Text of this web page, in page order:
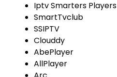
Iptv Smarters Players
SmartTvclub
SSIPTV
Clouddy
AbePlayer
AllPlayer